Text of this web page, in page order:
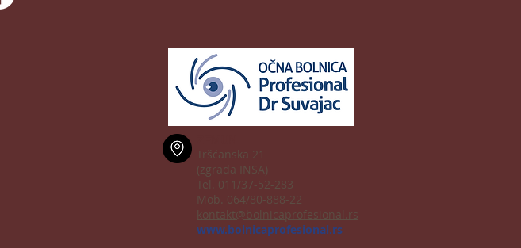
Tršćanska 21
(zgrada INSA)
Tel. 011/37-52-283
Mob. 064/80-888-22
kontakt@bolnicaprofesional.rs
www.bolnicaprofesional.rs